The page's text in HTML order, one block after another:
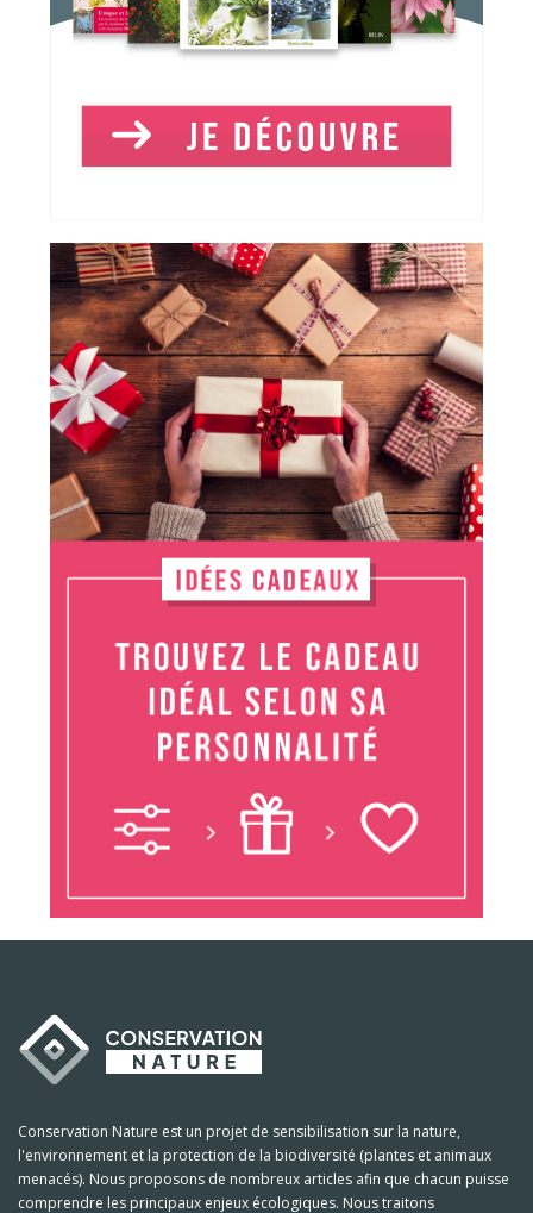
Conservation Nature est un projet de sensibilisation sur la nature,
l'environnement et la protection de la biodiversité (plantes et animaux
menacés). Nous proposons de nombreux articles afin que chacun puisse
comprendre les principaux enjeux écologiques. Nous traitons